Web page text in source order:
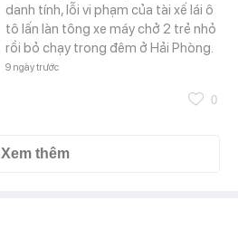
danh tính, lỗi vi phạm của tài xế lái ô
tô lấn làn tông xe máy chở 2 trẻ nhỏ
rồi bỏ chạy trong đêm ở Hải Phòng.
9 ngày trước
0
Xem thêm